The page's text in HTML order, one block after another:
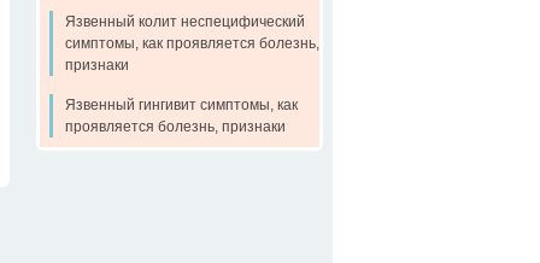
Язвенный колит неспецифический
симптомы, как проявляется болезнь,
признаки
Язвенный гингивит симптомы, как
проявляется болезнь, признаки